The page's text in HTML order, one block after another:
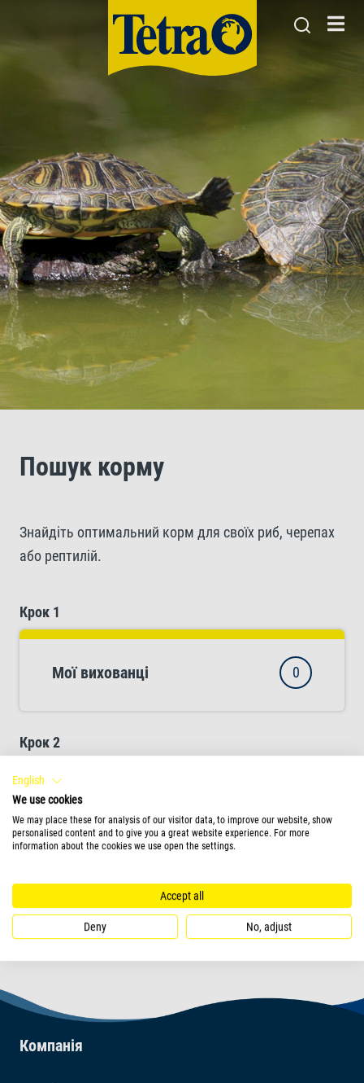
Пошук корму
Знайдіть оптимальний корм для своїх риб, черепах
або рептилій.
Крок 1
Мої вихованці 0
Крок 2
Моя мета годування
ПРОДУКЦІЯ
Компанія
English
We use cookies
We may place these for analysis of our visitor data, to improve our website, show
personalised content and to give you a great website experience. For more
information about the cookies we use open the settings.
Accept all
Deny No, adjust